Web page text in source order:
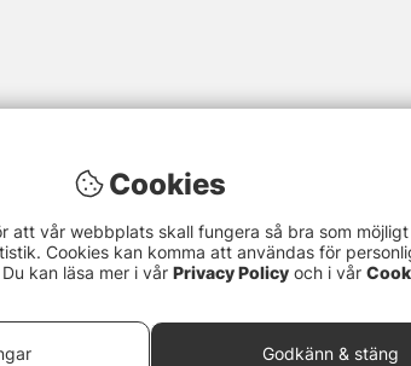
Cookies
att vår webbplats skall fungera så bra som
Cookies kan komma att användas för
kan läsa mer i vår Privacy Policy och i vår
Godkänn & stäng